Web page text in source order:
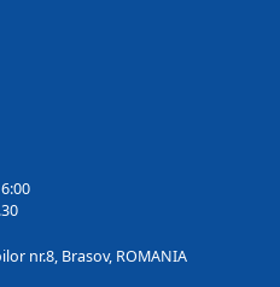
nr.8, Brasov, ROMANIA